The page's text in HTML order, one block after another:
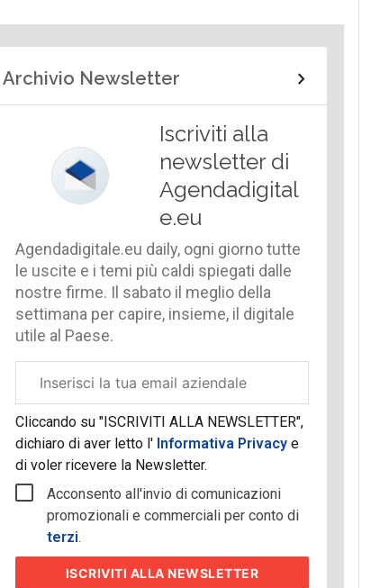
Archivio Newsletter
Iscriviti alla
newsletter di
Agendadigital
e.eu
Agendadigitale.eu daily, ogni giorno tutte
le uscite e i temi più caldi spiegati dalle
nostre firme. Il sabato il meglio della
settimana per capire, insieme, il digitale
utile al Paese.
aziendale
Cliccando su "ISCRIVITI ALLA NEWSLETTER",
dichiaro di aver letto l'Informativa Privacy e
di voler ricevere la Newsletter.
Acconsento all'invio di comunicazioni
promozionali e commerciali per conto di
terzi.
ISCRIVITI ALLA NEWSLETTER